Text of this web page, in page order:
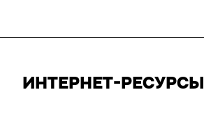
ИНТЕРНЕТ-РЕСУРСЫ